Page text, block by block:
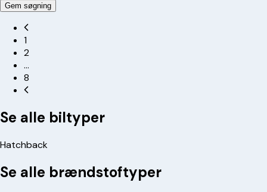
Gem søgning
1
2
…
8
Se alle biltyper
Hatchback
Se alle brændstoftyper